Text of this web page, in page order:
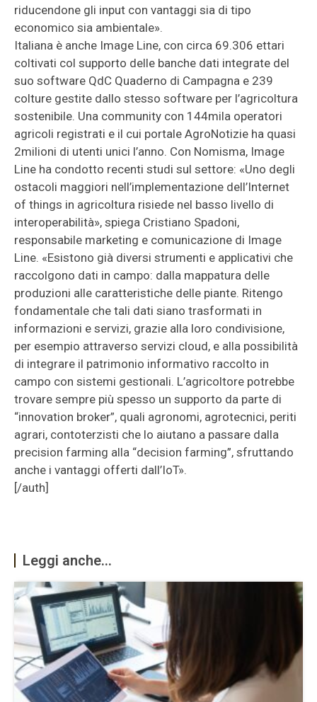
riducendone gli input con vantaggi sia di tipo
economico sia ambientale».
Italiana è anche Image Line, con circa 69.306 ettari
coltivati col supporto delle banche dati integrate del
suo software QdC Quaderno di Campagna e 239
colture gestite dallo stesso software per l’agricoltura
sostenibile. Una community con 144mila operatori
agricoli registrati e il cui portale AgroNotizie ha quasi
2milioni di utenti unici l’anno. Con Nomisma, Image
Line ha condotto recenti studi sul settore: «Uno degli
ostacoli maggiori nell’implementazione dell’Internet
of things in agricoltura risiede nel basso livello di
interoperabilità», spiega Cristiano Spadoni,
responsabile marketing e comunicazione di Image
Line. «Esistono già diversi strumenti e applicativi che
raccolgono dati in campo: dalla mappatura delle
produzioni alle caratteristiche delle piante. Ritengo
fondamentale che tali dati siano trasformati in
informazioni e servizi, grazie alla loro condivisione,
per esempio attraverso servizi cloud, e alla possibilità
di integrare il patrimonio informativo raccolto in
campo con sistemi gestionali. L’agricoltore potrebbe
trovare sempre più spesso un supporto da parte di
“innovation broker”, quali agronomi, agrotecnici, periti
agrari, contoterzisti che lo aiutano a passare dalla
precision farming alla “decision farming”, sfruttando
anche i vantaggi offerti dall’IoT».
[/auth]
Leggi anche...